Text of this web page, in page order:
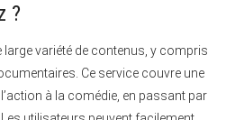
?
variété de contenus, y compris
Ce service couvre une
à la comédie, en passant par